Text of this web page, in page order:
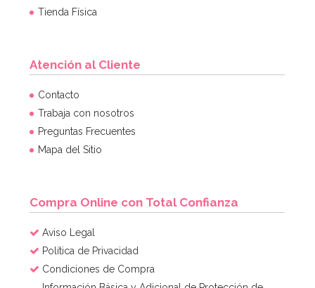
Tienda Física
Atención al Cliente
Contacto
Trabaja con nosotros
Preguntas Frecuentes
Mapa del Sitio
Compra Online con Total Confianza
Aviso Legal
Política de Privacidad
Condiciones de Compra